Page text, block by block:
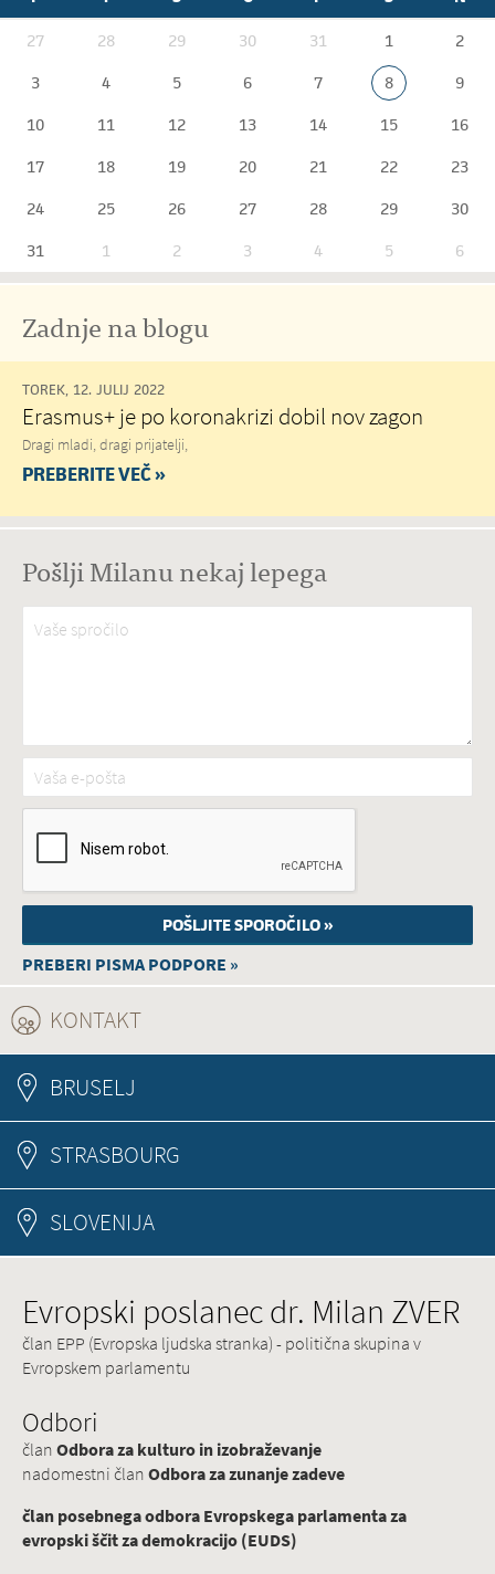
27 28 29 30 31 1
2
3
4 5 6 7 8
9
10
11 12 13 14 15
16
17
18 19 20 21 22
23
24
25 26 27 28 29
30
31
1 2 3 4 5 6
Zadnje na blogu
TOREK, 12. JULIJ 2022
Erasmus+ je po koronakrizi dobil nov zagon
Dragi mladi, dragi prijatelji,
PREBERITE VEČ »
Pošlji Milanu nekaj lepega
Vaše spročilo*
Vaša e-pošta*
PREBERI PISMA PODPORE »
KONTAKT
BRUSELJ
STRASBOURG
SLOVENIJA
Evropski poslanec dr. Milan ZVER
član EPP (Evropska ljudska stranka) - politična skupina v
Evropskem parlamentu
Odbori
članOdbora za kulturo in izobraževanje
nadomestni članOdbora za zunanje zadeve
član posebnega odbora Evropskega parlamenta za
evropski ščit za demokracijo (EUDS)